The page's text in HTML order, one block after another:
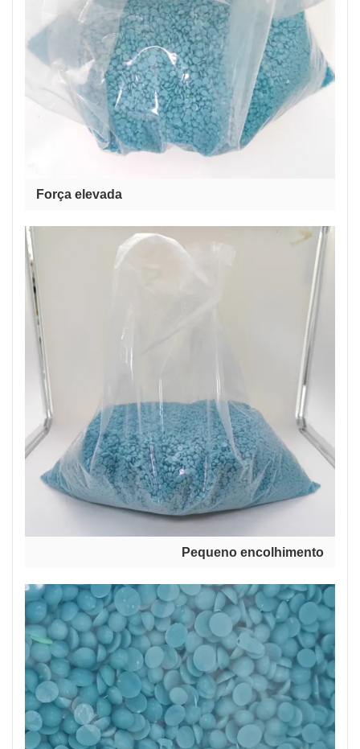
Força elevada
Pequeno encolhimento